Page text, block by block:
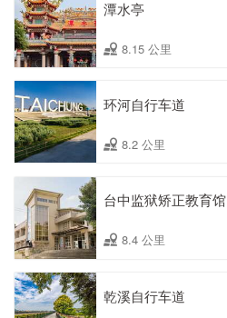
潭水亭
8.15 公里
环河自行车道
8.2 公里
台中监狱矫正教育馆
8.4 公里
乾溪自行车道